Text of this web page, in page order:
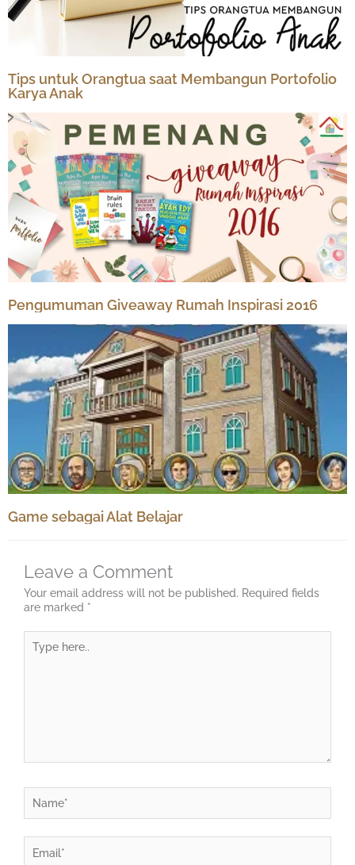
Tips untuk Orangtua saat Membangun Portofolio
Karya Anak
Pengumuman Giveaway Rumah Inspirasi 2016
Game sebagai Alat Belajar
Leave a Comment
Your email address will not be published. Required fields
are marked *
here..